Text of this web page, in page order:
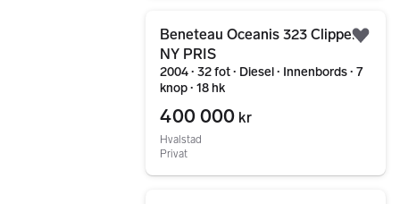
Beneteau Oceanis 323 Clipper
NY PRIS
2004 ∙ 32 fot ∙ Diesel ∙ Innenbords ∙ 7
knop ∙ 18 hk
400 000 kr
Hvalstad
Privat